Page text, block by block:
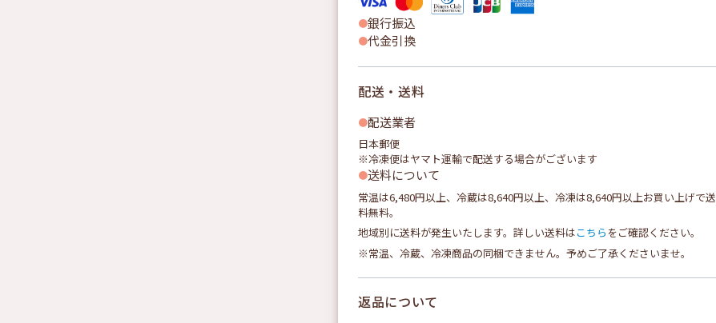
銀行振込
代金引換
配送・送料
配送業者
日本郵便
※冷凍便はヤマト運輸で配送する場合がございます
送料について
常温は6,480円以上、冷蔵は8,640円以上、冷凍は8,640円以上お買い上げで送
料無料。
地域別に送料が発生いたします。詳しい送料はこちら をご確認ください。
※常温、冷蔵、冷凍商品の同梱できません。予めご了承くださいませ。
返品について